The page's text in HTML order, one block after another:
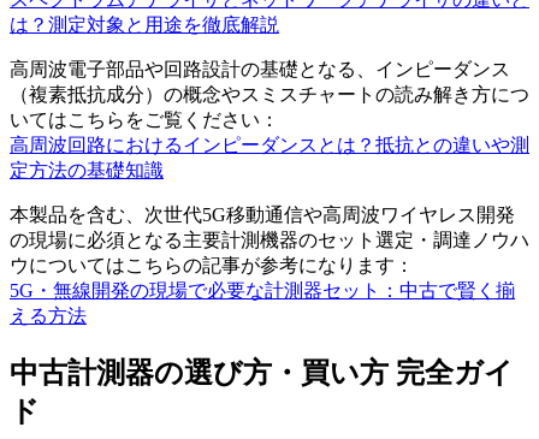
は？測定対象と用途を徹底解説
高周波電子部品や回路設計の基礎となる、インピーダンス
（複素抵抗成分）の概念やスミスチャートの読み解き方につ
いてはこちらをご覧ください：
高周波回路におけるインピーダンスとは？抵抗との違いや測
定方法の基礎知識
本製品を含む、次世代5G移動通信や高周波ワイヤレス開発
の現場に必須となる主要計測機器のセット選定・調達ノウハ
ウについてはこちらの記事が参考になります：
5G・無線開発の現場で必要な計測器セット：中古で賢く揃
える方法
中古計測器の選び方・買い方 完全ガイ
ド